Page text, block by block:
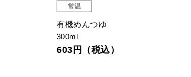
常温
有機めんつゆ
300ml
603円（税込）